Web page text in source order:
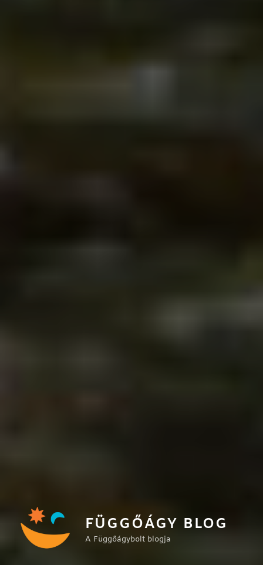
FÜGGŐÁGY BLOG
A Függőágybolt blogja